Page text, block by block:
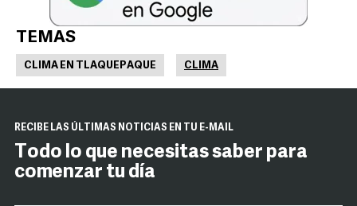
TEMAS
CLIMA EN TLAQUEPAQUE CLIMA
RECIBE LAS ÚLTIMAS NOTICIAS EN TU E-MAIL
Todo lo que necesitas saber para
comenzar tu día